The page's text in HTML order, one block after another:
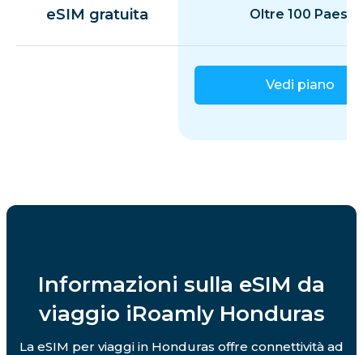
eSIM gratuita Oltre 100 Paesi
Vedi piano
Informazioni sulla eSIM da
viaggio iRoamly Honduras
La eSIM per viaggi in Honduras offre connettività ad